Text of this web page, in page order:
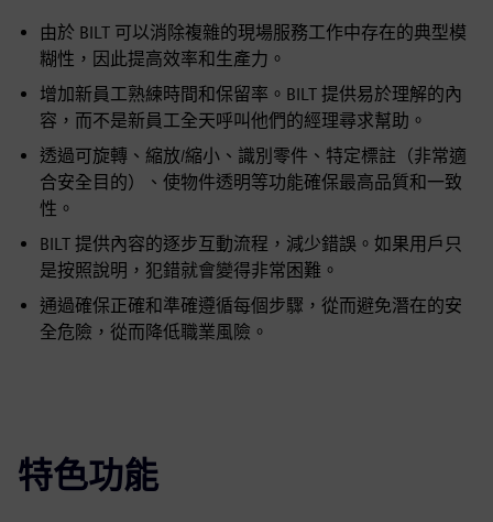
由於 BILT 可以消除複雜的現場服務工作中存在的典型模
糊性，因此提高效率和生產力。
增加新員工熟練時間和保留率。BILT 提供易於理解的內
容，而不是新員工全天呼叫他們的經理尋求幫助。
透過可旋轉、縮放/縮小、識別零件、特定標註（非常適
合安全目的）、使物件透明等功能確保最高品質和一致
性。
BILT 提供內容的逐步互動流程，減少錯誤。如果用戶只
是按照說明，犯錯就會變得非常困難。
通過確保正確和準確遵循每個步驟，從而避免潛在的安
全危險，從而降低職業風險。
特色功能